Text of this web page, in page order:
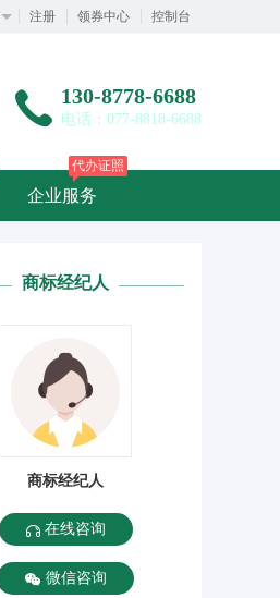
注册 领券中心 控制台
130-8778-6688
电话：077-8818-6688
企业服务
代办证照
商标经纪人
商标经纪人
在线咨询
微信咨询